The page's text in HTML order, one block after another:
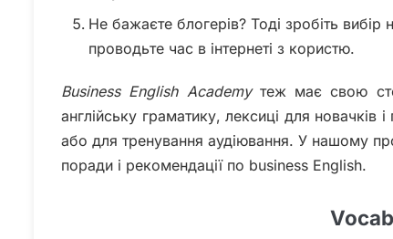
Не бажаєте блогерів? Тоді зробіть
проводьте час в інтернеті з користю.
Business English Academyтеж має свою
англійську граматику, лексиці для новачків
або для тренування аудіювання. У нашому
поради і рекомендації по business English.